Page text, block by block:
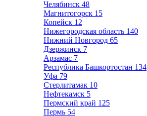
Челябинск 48
Магнитогорск 15
Копейск 12
Нижегородская область 140
Нижний Новгород 65
Дзержинск 7
Арзамас 7
Республика Башкортостан 134
Уфа 79
Стерлитамак 10
Нефтекамск 5
Пермский край 125
Пермь 54